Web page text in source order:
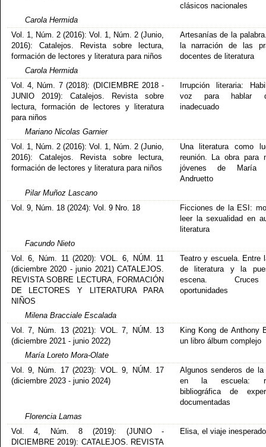
clásicos nacionales
Carola Hermida
Vol. 1, Núm. 2 (2016): Vol. 1, Núm. 2 (Junio,
2016): Catalejos. Revista sobre lectura,
formación de lectores y literatura para niños
Artesanías de la
la narración de las
docentes de literatura
Carola Hermida
Vol. 4, Núm. 7 (2018): (DICIEMBRE 2018 -
JUNIO 2019): Catalejos. Revista sobre
lectura, formación de lectores y literatura
para niños
Irrupción literaria:
voz para hablar
inadecuado
Mariano Nicolas Garnier
Vol. 1, Núm. 2 (2016): Vol. 1, Núm. 2 (Junio,
2016): Catalejos. Revista sobre lectura,
formación de lectores y literatura para niños
Una literatura como
reunión. La obra para
jóvenes de María
Andruetto
Pilar Muñoz Lascano
Vol. 9, Núm. 18 (2024): Vol. 9 Nro. 18
Ficciones de la ESI:
leer la sexualidad en
literatura
Facundo Nieto
Vol. 6, Núm. 11 (2020): VOL. 6, NÚM. 11
(diciembre 2020 - junio 2021) CATALEJOS.
REVISTA SOBRE LECTURA, FORMACIÓN
DE LECTORES Y LITERATURA PARA
NIÑOS
Teatro y escuela. Entre
de literatura y la
escena.
oportunidades
Milena Bracciale Escalada
Vol. 7, Núm. 13 (2021): VOL. 7, NÚM. 13
(diciembre 2021 - junio 2022)
King Kong de Anthony
un libro álbum complejo
María Loreto Mora-Olate
Vol. 9, Núm. 17 (2023): VOL. 9, NÚM. 17
(diciembre 2023 - junio 2024)
Algunos senderos de
en la escuela:
bibliográfica de
documentadas
Florencia Lamas
Vol. 4, Núm. 8 (2019): (JUNIO -
DICIEMBRE 2019): CATALEJOS. REVISTA
Elisa, el viaje inesperado